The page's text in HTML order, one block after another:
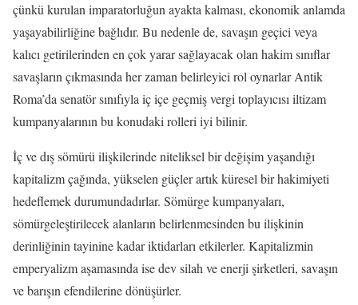
çünkü kurulan imparatorluğun ayakta kalması, ekonomik anlamda
yaşayabilirliğine bağlıdır. Bu nedenle de, savaşın geçici veya
kalıcı getirilerinden en çok yarar sağlayacak olan hakim sınıflar
savaşların çıkmasında her zaman belirleyici rol oynarlar Antik
Roma’da senatör sınıfıyla iç içe geçmiş vergi toplayıcısı iltizam
kumpanyalarının bu konudaki rolleri iyi bilinir.
İç ve dış sömürü ilişkilerinde niteliksel bir değişim yaşandığı
kapitalizm çağında, yükselen güçler artık küresel bir hakimiyeti
hedeflemek durumundadırlar. Sömürge kumpanyaları,
sömürgeleştirilecek alanların belirlenmesinden bu ilişkinin
derinliğinin tayinine kadar iktidarları etkilerler. Kapitalizmin
emperyalizm aşamasında ise dev silah ve enerji şirketleri, savaşın
ve barışın efendilerine dönüşürler.